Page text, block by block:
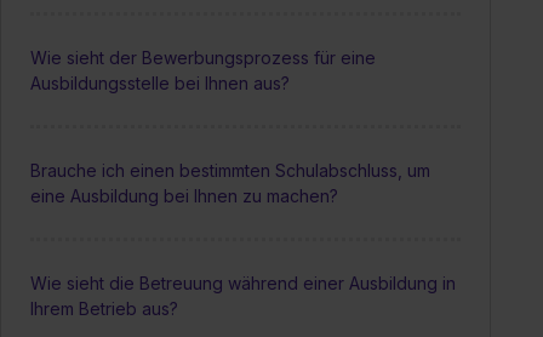
Wie sieht der Bewerbungsprozess für eine
Ausbildungsstelle bei Ihnen aus?
Brauche ich einen bestimmten Schulabschluss, um
eine Ausbildung bei Ihnen zu machen?
Wie sieht die Betreuung während einer Ausbildung in
Ihrem Betrieb aus?